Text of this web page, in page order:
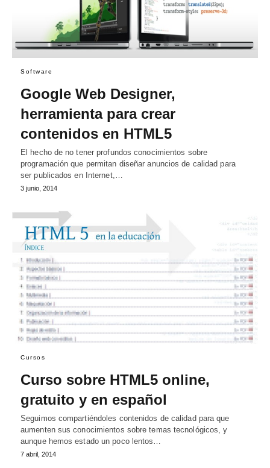
Software
Google Web Designer,
herramienta para crear
contenidos en HTML5
El hecho de no tener profundos conocimientos sobre
programación que permitan diseñar anuncios de calidad para
ser publicados en Internet,…
3 junio, 2014
Cursos
Curso sobre HTML5 online,
gratuito y en español
Seguimos compartiéndoles contenidos de calidad para que
aumenten sus conocimientos sobre temas tecnológicos, y
aunque hemos estado un poco lentos…
7 abril, 2014